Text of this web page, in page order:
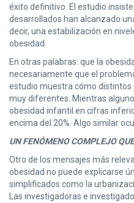
éxito definitivo. El estudio
desarrollados han alcanzado
decir, una estabilización en
obesidad.
En otras palabras: que la
necesariamente que el
estudio muestra cómo
muy diferentes. Mientras
obesidad infantil en cifras
encima del 20%. Algo similar
UN FENÓMENO COMPLEJO
Otro de los mensajes más
obesidad no puede explicarse
simplificados como la
Las investigadoras e